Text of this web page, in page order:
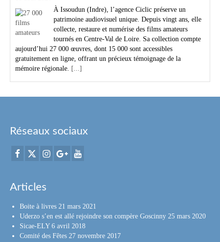
À Issoudun (Indre), l’agence Ciclic préserve un
patrimoine audiovisuel unique. Depuis vingt ans, elle
collecte, restaure et numérise des films amateurs
tournés en Centre-Val de Loire. Sa collection compte
aujourd’hui 27 000 œuvres, dont 15 000 sont accessibles
gratuitement en ligne, offrant un précieux témoignage de la
mémoire régionale. [...]
Réseaux sociaux
Articles
Boite à livres 21 mars 2021
Uderzo s’en est allé rejoindre son compère Goscinny 25 mars 2020
Sicae-ELY 6 avril 2018
Comité des Fêtes 27 novembre 2017